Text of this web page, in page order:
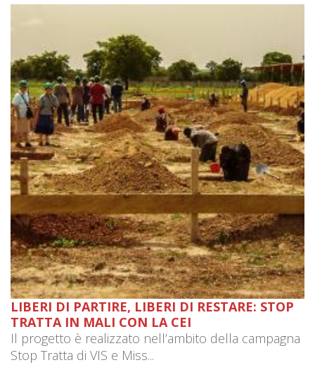
LIBERI DI PARTIRE, LIBERI DI RESTARE: STOP
TRATTA IN MALI CON LA CEI
Il progetto è realizzato nell’ambito della campagna
Stop Tratta di VIS e Miss...